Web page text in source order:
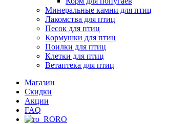
Минеральные камни для птиц
Лакомства для птиц
Песок для птиц
Кормушки для птиц
Поилки для птиц
Клетки для птиц
Ветаптека для птиц
Магазин
Скидки
Акции
FAQ
RO